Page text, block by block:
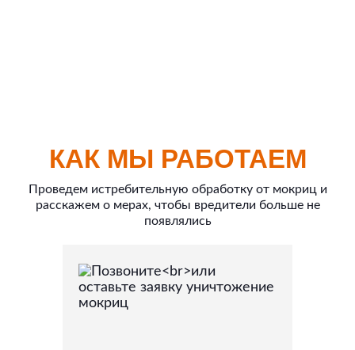
КАК МЫ РАБОТАЕМ
Проведем истребительную обработку от мокриц и
расскажем о мерах, чтобы вредители больше не
появлялись